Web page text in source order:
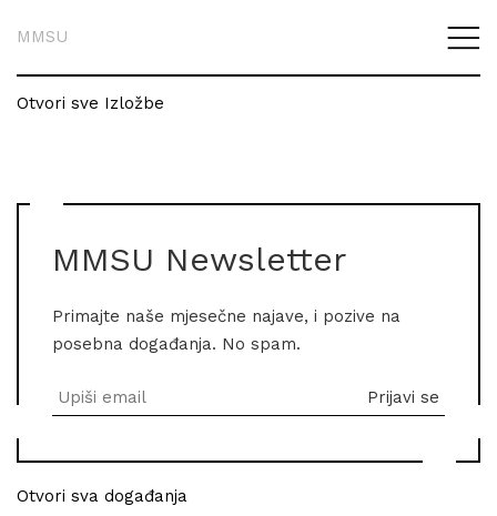
MMSU
Otvori sve Izložbe
MMSU Newsletter
Primajte naše mjesečne najave, i pozive na
posebna događanja. No spam.
Otvori sva događanja